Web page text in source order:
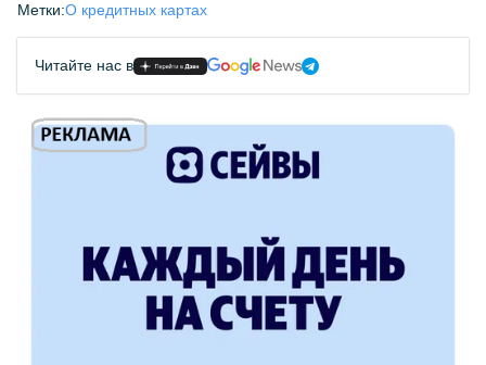
Метки:О кредитных картах
Читайте нас в